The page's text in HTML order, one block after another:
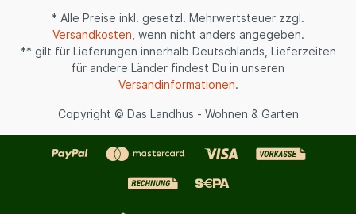
* Alle Preise inkl. gesetzl. Mehrwertsteuer zzgl.
Versandkosten , wenn nicht anders angegeben.
** gilt für Lieferungen innerhalb Deutschlands, Lieferzeiten
für andere Länder findest Du in unseren
Versandinformationen.
Copyright © Das Landhus - Wohnen & Garten